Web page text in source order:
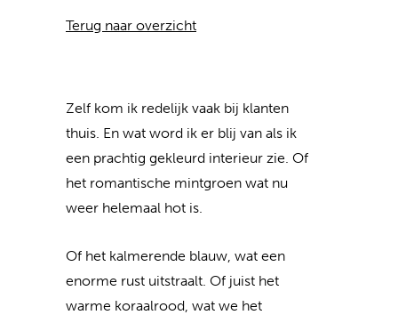
Terug naar overzicht
Zelf kom ik redelijk vaak bij klanten
thuis. En wat word ik er blij van als ik
een prachtig gekleurd interieur zie. Of
het romantische mintgroen wat nu
weer helemaal hot is.
Of het kalmerende blauw, wat een
enorme rust uitstraalt. Of juist het
warme koraalrood, wat we het